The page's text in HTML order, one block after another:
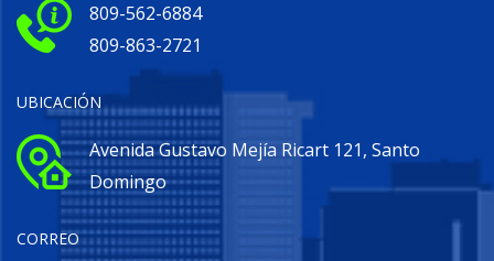
809-562-6884
809-863-2721
UBICACIÓN
Avenida Gustavo Mejía Ricart 121, Santo
Domingo
CORREO